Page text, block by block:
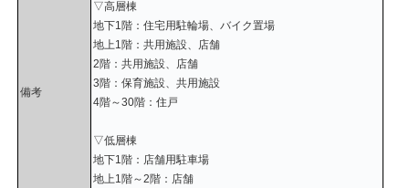
備考
▽高層棟
地下1階：住宅用駐輪場、バイク置場
地上1階：共用施設、店舗
2階：共用施設、店舗
3階：保育施設、共用施設
4階～30階：住戸
▽低層棟
地下1階：店舗用駐車場
地上1階～2階：店舗